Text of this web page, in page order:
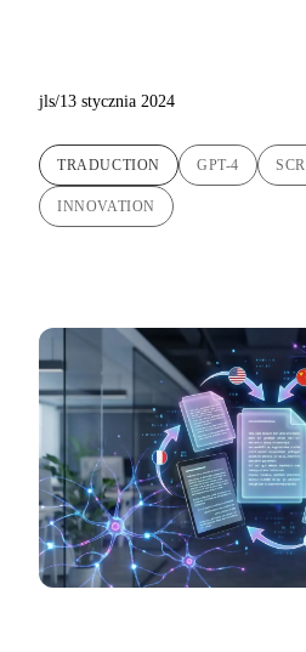
jls/13 stycznia 2024
TRADUCTION GPT-4
INNOVATION